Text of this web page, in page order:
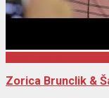
Zorica Brunclik &